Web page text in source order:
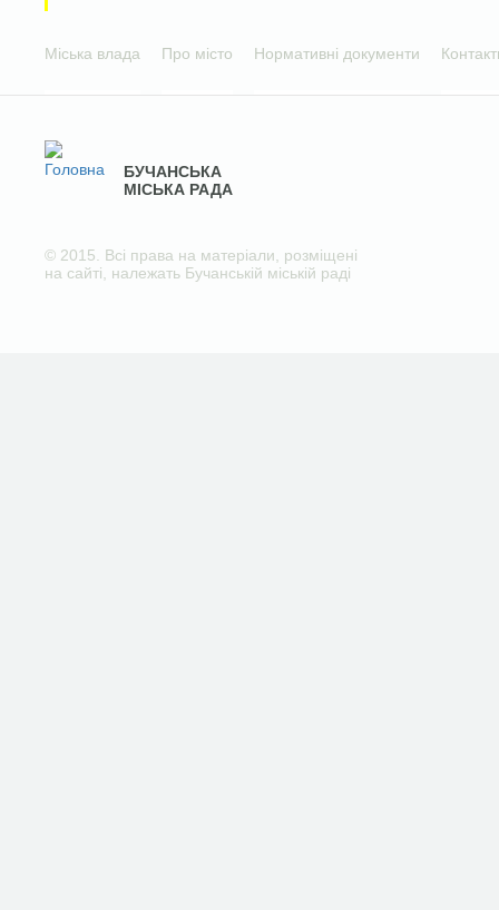
Міська влада Про місто Нормативні документи
БУЧАНСЬКА
МІСЬКА РАДА
© 2015. Всі права на матеріали, розміщені
на сайті, належать Бучанській міській раді